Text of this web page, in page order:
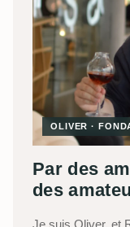
OLIVER ·
Par des
des
Je suis Oliver, et